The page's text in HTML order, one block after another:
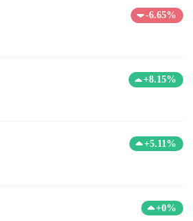
-6.65%
+8.15%
+5.11%
+0%